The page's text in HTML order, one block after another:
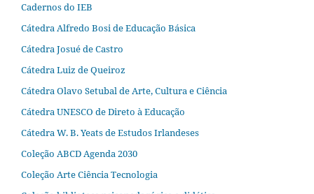
Cadernos do IEB
Cátedra Alfredo Bosi de Educação Básica
Cátedra Josué de Castro
Cátedra Luiz de Queiroz
Cátedra Olavo Setubal de Arte, Cultura e Ciência
Cátedra UNESCO de Direto à Educação
Cátedra W. B. Yeats de Estudos Irlandeses
Coleção ABCD Agenda 2030
Coleção Arte Ciência Tecnologia